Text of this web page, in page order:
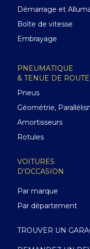
Démarrage et
Boîte de vitesse
Embrayage
PNEUMATIQUE
& TENUE DE ROUTE
Pneus
Géométrie,
Amortisseurs
Rotules
VOITURES
D’OCCASION
Par marque
Par département
TROUVER UN